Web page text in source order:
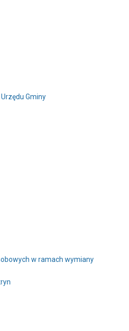
Gminy
w ramach wymiany